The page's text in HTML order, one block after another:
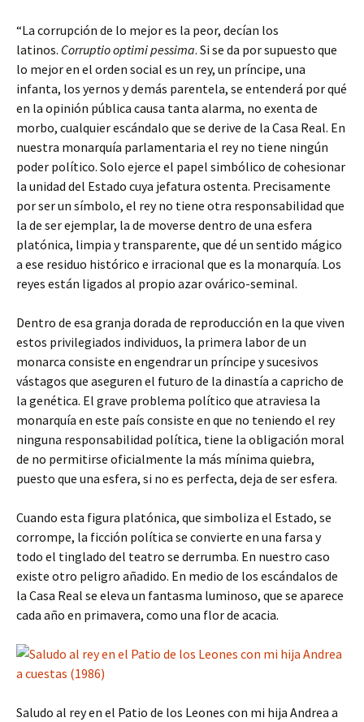
“La corrupción de lo mejor es la peor, decían los
latinos. Corruptio optimi pessima. Si se da por supuesto que
lo mejor en el orden social es un rey, un príncipe, una
infanta, los yernos y demás parentela, se entenderá por qué
en la opinión pública causa tanta alarma, no exenta de
morbo, cualquier escándalo que se derive de la Casa Real. En
nuestra monarquía parlamentaria el rey no tiene ningún
poder político. Solo ejerce el papel simbólico de cohesionar
la unidad del Estado cuya jefatura ostenta. Precisamente
por ser un símbolo, el rey no tiene otra responsabilidad que
la de ser ejemplar, la de moverse dentro de una esfera
platónica, limpia y transparente, que dé un sentido mágico
a ese residuo histórico e irracional que es la monarquía. Los
reyes están ligados al propio azar ovárico-seminal.
Dentro de esa granja dorada de reproducción en la que viven
estos privilegiados individuos, la primera labor de un
monarca consiste en engendrar un príncipe y sucesivos
vástagos que aseguren el futuro de la dinastía a capricho de
la genética. El grave problema político que atraviesa la
monarquía en este país consiste en que no teniendo el rey
ninguna responsabilidad política, tiene la obligación moral
de no permitirse oficialmente la más mínima quiebra,
puesto que una esfera, si no es perfecta, deja de ser esfera.
Cuando esta figura platónica, que simboliza el Estado, se
corrompe, la ficción política se convierte en una farsa y
todo el tinglado del teatro se derrumba. En nuestro caso
existe otro peligro añadido. En medio de los escándalos de
la Casa Real se eleva un fantasma luminoso, que se aparece
cada año en primavera, como una flor de acacia.
Saludo al rey en el Patio de los Leones con mi hija Andrea a